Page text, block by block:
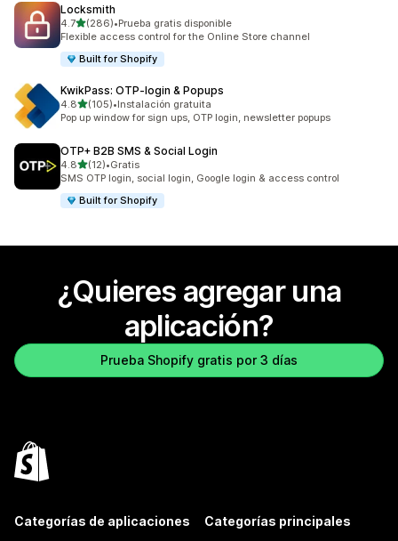
Locksmith
4.7de 5 estrellas
(286)
286 reseñas en total
•Prueba gratis disponible
Flexible access control for the Online Store channel
Built for Shopify
KwikPass: OTP‑login & Popups
4.8de 5 estrellas
(105)
105 reseñas en total
•Instalación gratuita
Pop up window for sign ups, OTP login, newsletter popups
OTP+ B2B SMS & Social Login
4.8de 5 estrellas
(12)
12 reseñas en total
•Gratis
SMS OTP login, social login, Google login & access control
Built for Shopify
¿Quieres agregar una
aplicación?
Prueba Shopify gratis por 3 días
Categorías de aplicaciones Categorías principales